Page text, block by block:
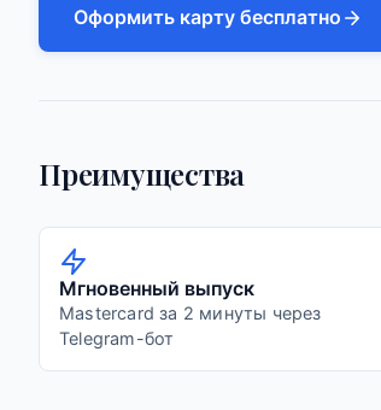
Оформить карту бесплатно
Преимущества
Мгновенный выпуск
Mastercard за 2 минуты через
Telegram-бот